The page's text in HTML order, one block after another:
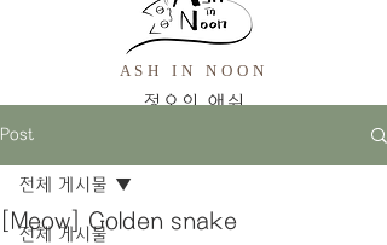
ASH IN NOON
​정오의 애쉬
Post
전체 게시물
전체 게시물
[Meow] Golden snake